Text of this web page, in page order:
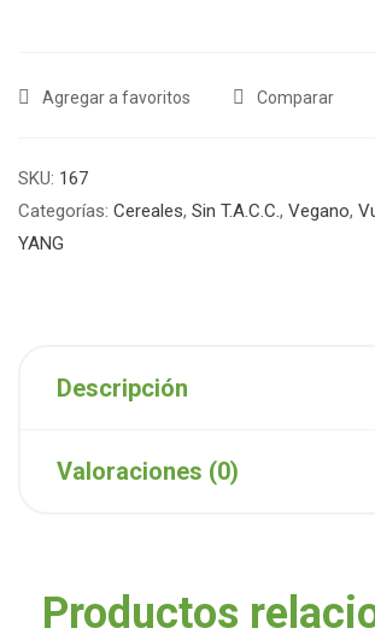
Agregar a favoritos Comparar
SKU: 167
Categorías: Cereales, Sin T.A.C.C. , Vegano,
YANG
Descripción
Valoraciones (0)
Productos